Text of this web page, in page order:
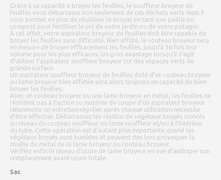
Grâce à sa capacité à broyer les feuilles, le souffleur broyeur de
feuilles vous débarrasse non seulement de ces déchets verts mais il
vous permet en plus de réutiliser le broyat en tant que paillis ou
compost pour fertiliser le sol de votre jardin ou de votre potager.
À cet effet, votre aspirateur broyeur de feuilles doit être capable de
broyer les feuilles sans difficulté. Bien affûté, le couteau broyeur sera
en mesure de broyer efficacement les feuilles, jusqu’à 16 fois leur
volume pour les plus efficaces. Un gros avantage lorsqu’il s’agit
d’utiliser l’aspirateur souffleur broyeur sur des espaces verts de
grande surface.
Un aspirateur souffleur broyeur de feuilles doté d’un couteau broyeur
ou lame broyeur bien affûtée sera alors toujours en capacité de bien
broyer les feuilles.
Avec un couteau broyeur ou une lame broyeur en métal, les feuilles ne
résistent pas à l’action su système de coupe d’un aspirateur broyeur.
Néanmoins un entretien régulier après chaque utilisation nécessite
d’être effectué. Débarrassez les résidus de végétaux broyés coincés
au niveau du couteau souffleur ou lame souffleur et/ou à l’intérieur
du tube. Cette opération est d’autant plus importante quand les
végétaux broyés sont humides et peuvent dès lors provoquer la
rouille du métal de la lame broyeur ou couteau broyeur.
Vérifiez enfin le niveau d’usure de lame broyeur en vue d’anticiper son
remplacement avant usure totale.
Sac